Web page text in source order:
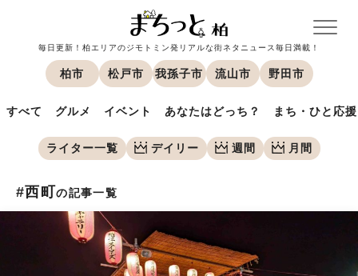
毎日更新！柏エリアのジモトミン発リアルな街ネタニュース毎日満載！
柏市 松戸市 我孫子市 流山市 野田市
すべて グルメ イベント あなたはどっち？ まち・ひと応援
ライター一覧 デイリー 週間 月間
#西町の記事一覧